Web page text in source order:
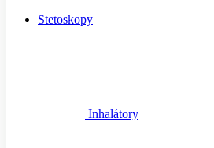
Stetoskopy
Inhalátory